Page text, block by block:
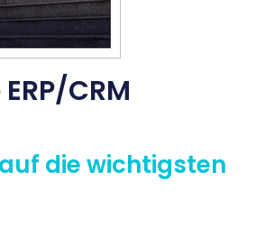
CRM
die wichtigsten